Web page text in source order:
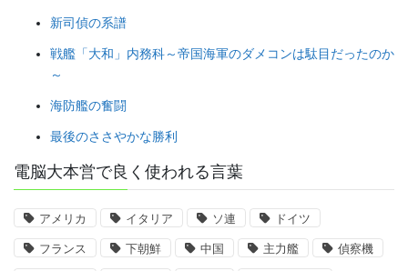
新司偵の系譜
戦艦「大和」内務科～帝国海軍のダメコンは駄目だったのか
～
海防艦の奮闘
最後のささやかな勝利
電脳大本営で良く使われる言葉
アメリカ イタリア ソ連 ドイツ
フランス 下朝鮮 中国 主力艦 偵察機